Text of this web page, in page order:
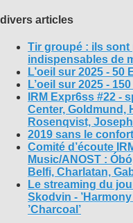
divers articles
Tir groupé : ils sont
indispensables de
L’oeil sur 2025 - 50
L’oeil sur 2025 -
IRM Expr6ss #22 -
Center, Goldmund,
Rosenqvist,
2019 sans le
Comité d’écoute
Music/ANOST :
Belfi, Charlatan,
Le streaming du
Skodvin -
’Charcoal’